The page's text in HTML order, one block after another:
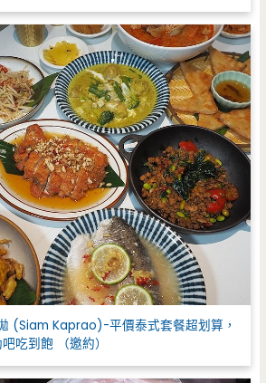
(Siam Kaprao)-平價泰式套餐超划算，
吃到飽 （邀約）